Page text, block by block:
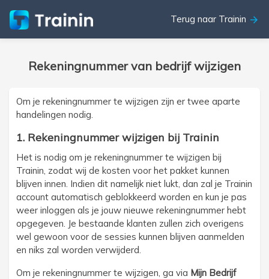
Terug naar Trainin arrow_forward
Rekeningnummer van bedrijf wijzigen
Om je rekeningnummer te wijzigen zijn er twee aparte
handelingen nodig.
1. Rekeningnummer wijzigen bij Trainin
Het is nodig om je rekeningnummer te wijzigen bij
Trainin, zodat wij de kosten voor het pakket kunnen
blijven innen. Indien dit namelijk niet lukt, dan zal je Trainin
account automatisch geblokkeerd worden en kun je pas
weer inloggen als je jouw nieuwe rekeningnummer hebt
opgegeven. Je bestaande klanten zullen zich overigens
wel gewoon voor de sessies kunnen blijven aanmelden
en niks zal worden verwijderd.
Om je rekeningnummer te wijzigen, ga via Mijn Bedrijf